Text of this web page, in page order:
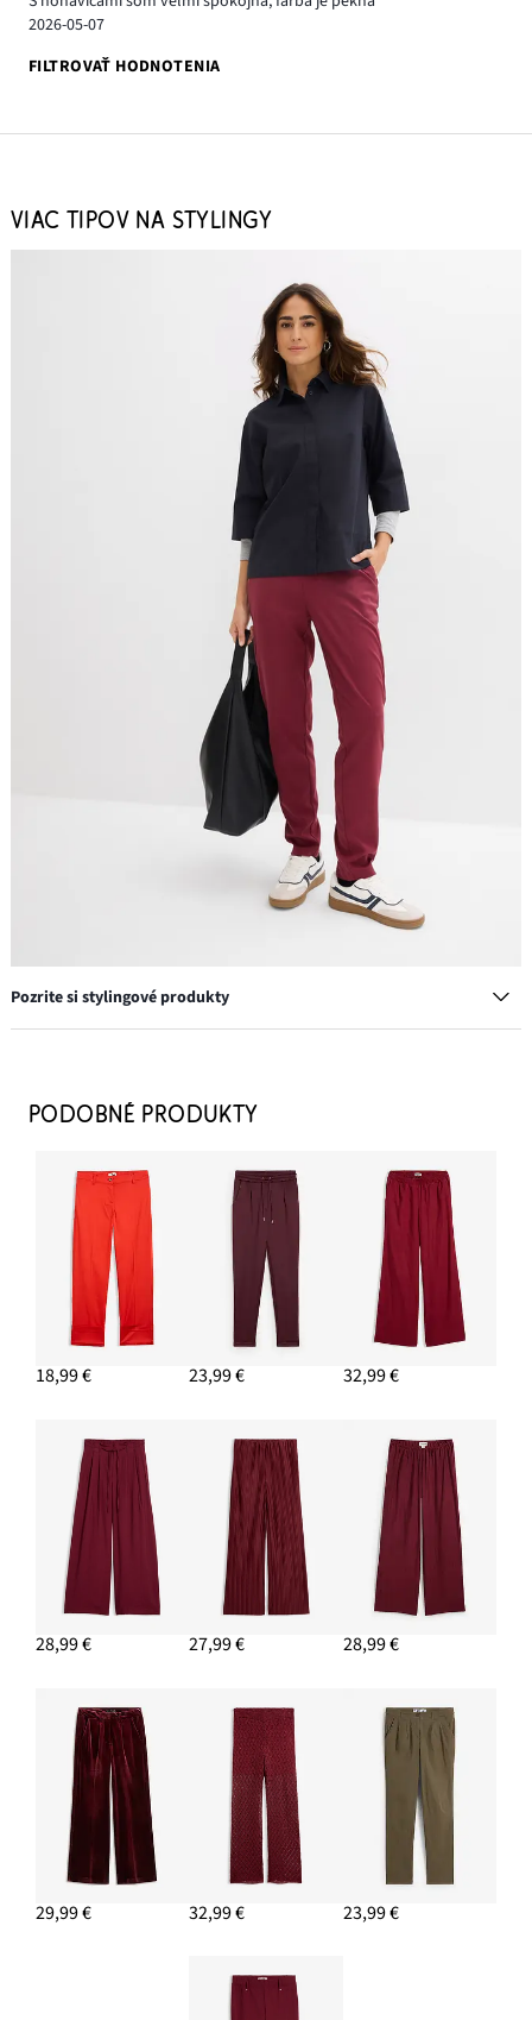
2026-05-07
FILTROVAŤ HODNOTENIA
VIAC TIPOV NA STYLINGY
Pozrite si stylingové produkty
8,99 €
Ponožky (10 ks), s bio bavlnou
13,99 €
PRIDAŤ DO KOŠÍKA
PRIDAŤ DO KOŠÍKA
PODOBNÉ PRODUKTY
18,99 € 23,99 € 32,99 €
28,99 € 27,99 € 28,99 €
29,99 € 32,99 € 23,99 €